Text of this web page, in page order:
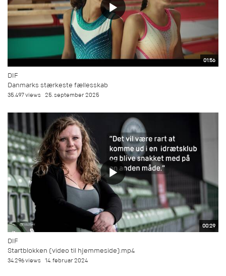
01:56
DIF
Danmarks stærkeste fællesskab
35.497 views 25. september 2025
00:29
DIF
Startblokken (video til hjemmeside).mp4
34.296 views 14. februar 2024